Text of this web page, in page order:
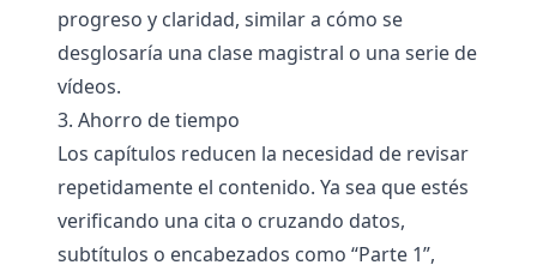
progreso y claridad, similar a cómo se
desglosaría una clase magistral o una serie de
vídeos.
3. Ahorro de tiempo
Los capítulos reducen la necesidad de revisar
repetidamente el contenido. Ya sea que estés
verificando una cita o cruzando datos,
subtítulos o encabezados como “Parte 1”,